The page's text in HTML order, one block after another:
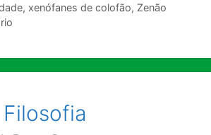
, xenófanes de colofão, Zenão